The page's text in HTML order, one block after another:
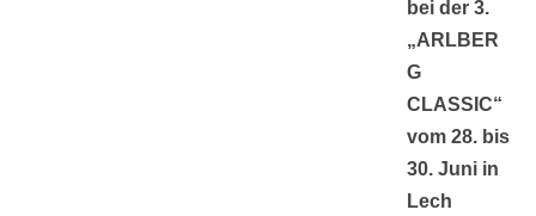
bei der 3.
„ARLBER
G
CLASSIC“
vom 28. bis
30. Juni in
Lech